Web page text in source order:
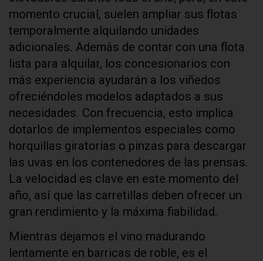
momento crucial, suelen ampliar sus flotas
temporalmente alquilando unidades
adicionales. Además de contar con una flota
lista para alquilar, los concesionarios con
más experiencia ayudarán a los viñedos
ofreciéndoles modelos adaptados a sus
necesidades. Con frecuencia, esto implica
dotarlos de implementos especiales como
horquillas giratorias o pinzas para descargar
las uvas en los contenedores de las prensas.
La velocidad es clave en este momento del
año, así que las carretillas deben ofrecer un
gran rendimiento y la máxima fiabilidad.
Mientras dejamos el vino madurando
lentamente en barricas de roble, es el